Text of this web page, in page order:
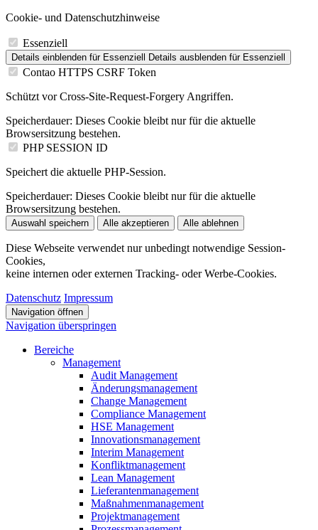
Cookie- und Datenschutzhinweise
Essenziell
Details einblenden für Essenziell Details ausblenden für Essenziell
Contao HTTPS CSRF Token
Schützt vor Cross-Site-Request-Forgery Angriffen.
Speicherdauer: Dieses Cookie bleibt nur für die aktuelle
Browsersitzung bestehen.
PHP SESSION ID
Speichert die aktuelle PHP-Session.
Speicherdauer: Dieses Cookie bleibt nur für die aktuelle
Browsersitzung bestehen.
Auswahl speichern Alle akzeptieren Alle ablehnen
Diese Webseite verwendet nur unbedingt notwendige Session-
Cookies,
keine internen oder externen Tracking- oder Werbe-Cookies.
Datenschutz Impressum
Navigation öffnen
Navigation überspringen
Bereiche
Management
Audit Management
Änderungsmanagement
Change Management
Compliance Management
HSE Management
Innovationsmanagement
Interim Management
Konfliktmanagement
Lean Management
Lieferantenmanagement
Maßnahmenmanagement
Projektmanagement